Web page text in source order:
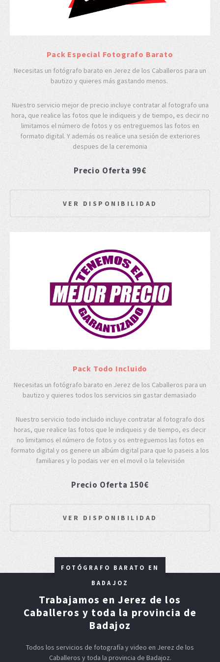
Pack Especial Fotografo Barato
Necesitas un fotógrafo barato en Jerez de los Caballeros para un
bautizo y quieres más gastando menos.
Nuestro servicio mejor de precio incluye contratar al fotografo una
hora, que realice las fotos que le indiqueis y de tiempo, es decir no
limitamos el número de fotos y os entreguemos las fotos en
formato digital. Y además os realice una sesión de exteriores
despues de la ceremonia
Precio Oferta 99€
VER DISPONIBILIDAD
Pack Todo Incluido
Necesitas un fotógrafo barato en Jerez de los Caballeros para un
bautizo y quieres todos los servicios sin gastar demasiado
Nuestro servicio todo incluido incluye contratar al fotografo dos
horas, que realice las fotos que le indiqueis y de tiempo, es decir
no limitamos el número de fotos y os entreguemos las fotos en
formato digital y os genere un albúm digital para que lo paseis a los
familiares y lo podais ver en el movil o la televisión
Precio Oferta 150€
VER DISPONIBILIDAD
FOTÓGRAFO BARATO EN
BADAJOZ
Trabajamos en Jerez de los
Caballeros y toda la provincia de
Badajoz
Todos los servicios de fotografía y video en Jerez de los
Caballeros y toda la provincia de Badajoz.